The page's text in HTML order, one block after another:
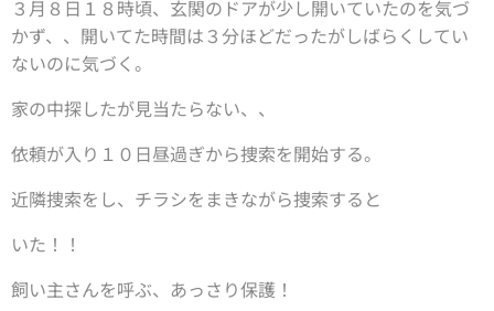
３月８日１８時頃、玄関のドアが少し開いていたのを気づ
かず、、開いてた時間は３分ほどだったがしばらくしてい
ないのに気づく。
家の中探したが見当たらない、、
依頼が入り１０日昼過ぎから捜索を開始する。
近隣捜索をし、チラシをまきながら捜索すると
いた！！
飼い主さんを呼ぶ、あっさり保護！